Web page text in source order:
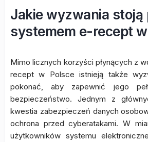
Jakie wyzwania stoją
systemem e-recept
Mimo licznych korzyści płynących z
recept w Polsce istnieją także
pokonać, aby zapewnić jego
bezpieczeństwo. Jednym z
kwestia zabezpieczeń danych
ochrona przed cyberatakami. W
użytkowników systemu